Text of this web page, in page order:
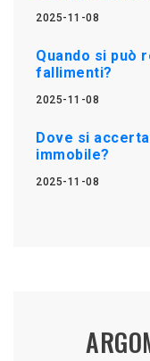
2025-11-08
Quando si può
fallimenti?
2025-11-08
Dove si
immobile?
2025-11-08